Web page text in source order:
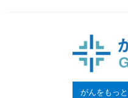
がんをもっ